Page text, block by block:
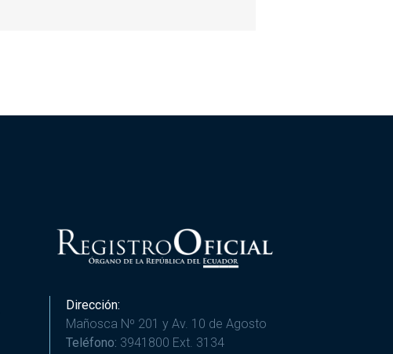
Dirección:
Mañosca Nº 201 y Av. 10 de Agosto
Teléfono: 3941800 Ext. 3134